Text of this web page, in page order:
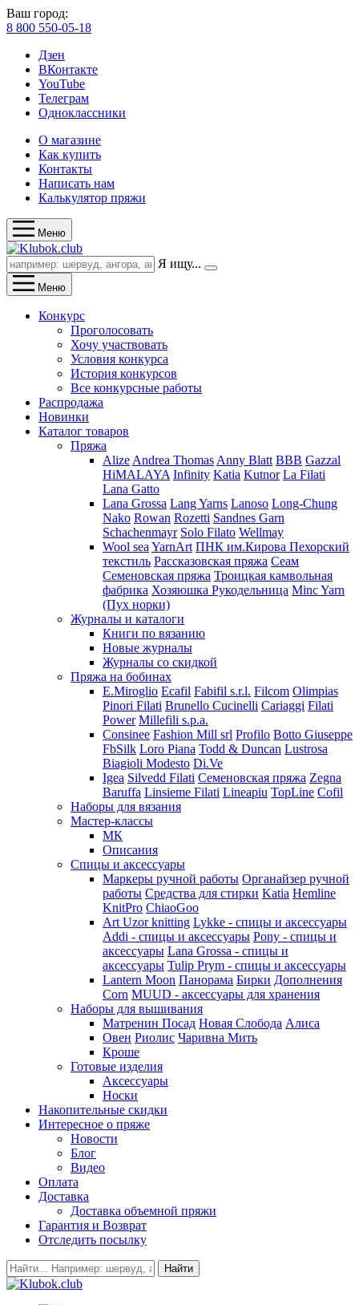
Ваш город:
8 800 550-05-18
Дзен
ВКонтакте
YouTube
Телеграм
Одноклассники
О магазине
Как купить
Контакты
Написать нам
Калькулятор пряжи
Меню
Я ищу...
Меню
Конкурс
Проголосовать
Хочу участвовать
Условия конкурса
История конкурсов
Все конкурсные работы
Распродажа
Новинки
Каталог товаров
Пряжа
Alize Andrea Thomas Anny Blatt BBB Gazzal
HiMALAYA Infinity Katia Kutnor La Filati
Lana Gatto
Lana Grossa Lang Yarns Lanoso Long-Chung
Nako Rowan Rozetti Sandnes Garn
Schachenmayr Solo Filato Wellmay
Wool sea YarnArt ПНК им.Кирова Пехорский
текстиль Рассказовская пряжа Сеам
Семеновская пряжа Троицкая камвольная
фабрика Хозяюшка Рукодельница Minc Yarn
(Пух норки)
Журналы и каталоги
Книги по вязанию
Новые журналы
Журналы со скидкой
Пряжа на бобинах
E.Miroglio Ecafil Fabifil s.r.l. Filcom Olimpias
Pinori Filati Brunello Cucinelli Cariaggi Filati
Power Millefili s.p.a.
Consinee Fashion Mill srl Profilo Botto Giuseppe
FbSilk Loro Piana Todd & Duncan Lustrosa
Biagioli Modesto Di.Ve
Igea Silvedd Filati Семеновская пряжа Zegna
Baruffa Linsieme Filati Lineapiu TopLine Cofil
Наборы для вязания
Мастер-классы
МК
Описания
Спицы и аксессуары
Маркеры ручной работы Органайзер ручной
работы Средства для стирки Katia Hemline
KnitPro ChiaoGoo
Art Uzor knitting Lykke - спицы и аксессуары
Addi - спицы и аксессуары Pony - спицы и
аксессуары Lana Grossa - спицы и
аксессуары Tulip Prym - спицы и аксессуары
Lantern Moon Панорама Бирки Дополнения
Corn MUUD - аксессуары для хранения
Наборы для вышивания
Матренин Посад Новая Слобода Алиса
Овен Риолис Чаривна Мить
Кроше
Готовые изделия
Аксессуары
Носки
Накопительные скидки
Интересное о пряже
Новости
Блог
Видео
Оплата
Доставка
Доставка объемной пряжи
Гарантия и Возврат
Отследить посылку
Найти